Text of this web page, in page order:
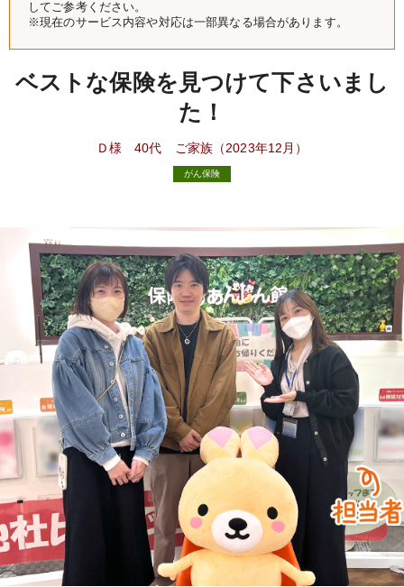
してご参考ください。
※現在のサービス内容や対応は一部異なる場合があります。
ベストな保険を見つけて下さいまし
た！
Ｄ様 40代 ご家族（2023年12月）
がん保険